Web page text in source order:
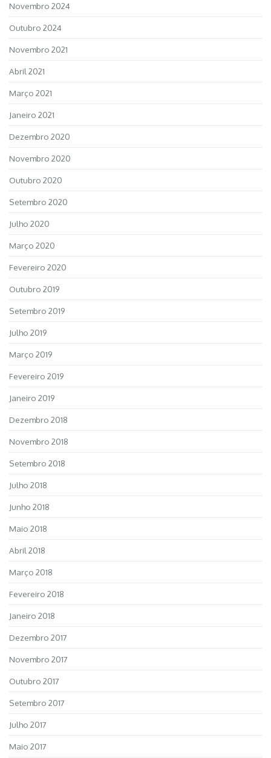
Novembro 2024
Outubro 2024
Novembro 2021
Abril 2021
Março 2021
Janeiro 2021
Dezembro 2020
Novembro 2020
Outubro 2020
Setembro 2020
Julho 2020
Março 2020
Fevereiro 2020
Outubro 2019
Setembro 2019
Julho 2019
Março 2019
Fevereiro 2019
Janeiro 2019
Dezembro 2018
Novembro 2018
Setembro 2018
Julho 2018
Junho 2018
Maio 2018
Abril 2018
Março 2018
Fevereiro 2018
Janeiro 2018
Dezembro 2017
Novembro 2017
Outubro 2017
Setembro 2017
Julho 2017
Maio 2017